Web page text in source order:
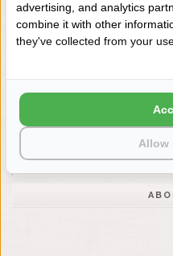
+31 (0)
Wilt u op
Word lid van
advertising, and analytics
combine it with other
they've collected from your
Allow